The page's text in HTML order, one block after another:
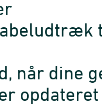
når dine
opdateret